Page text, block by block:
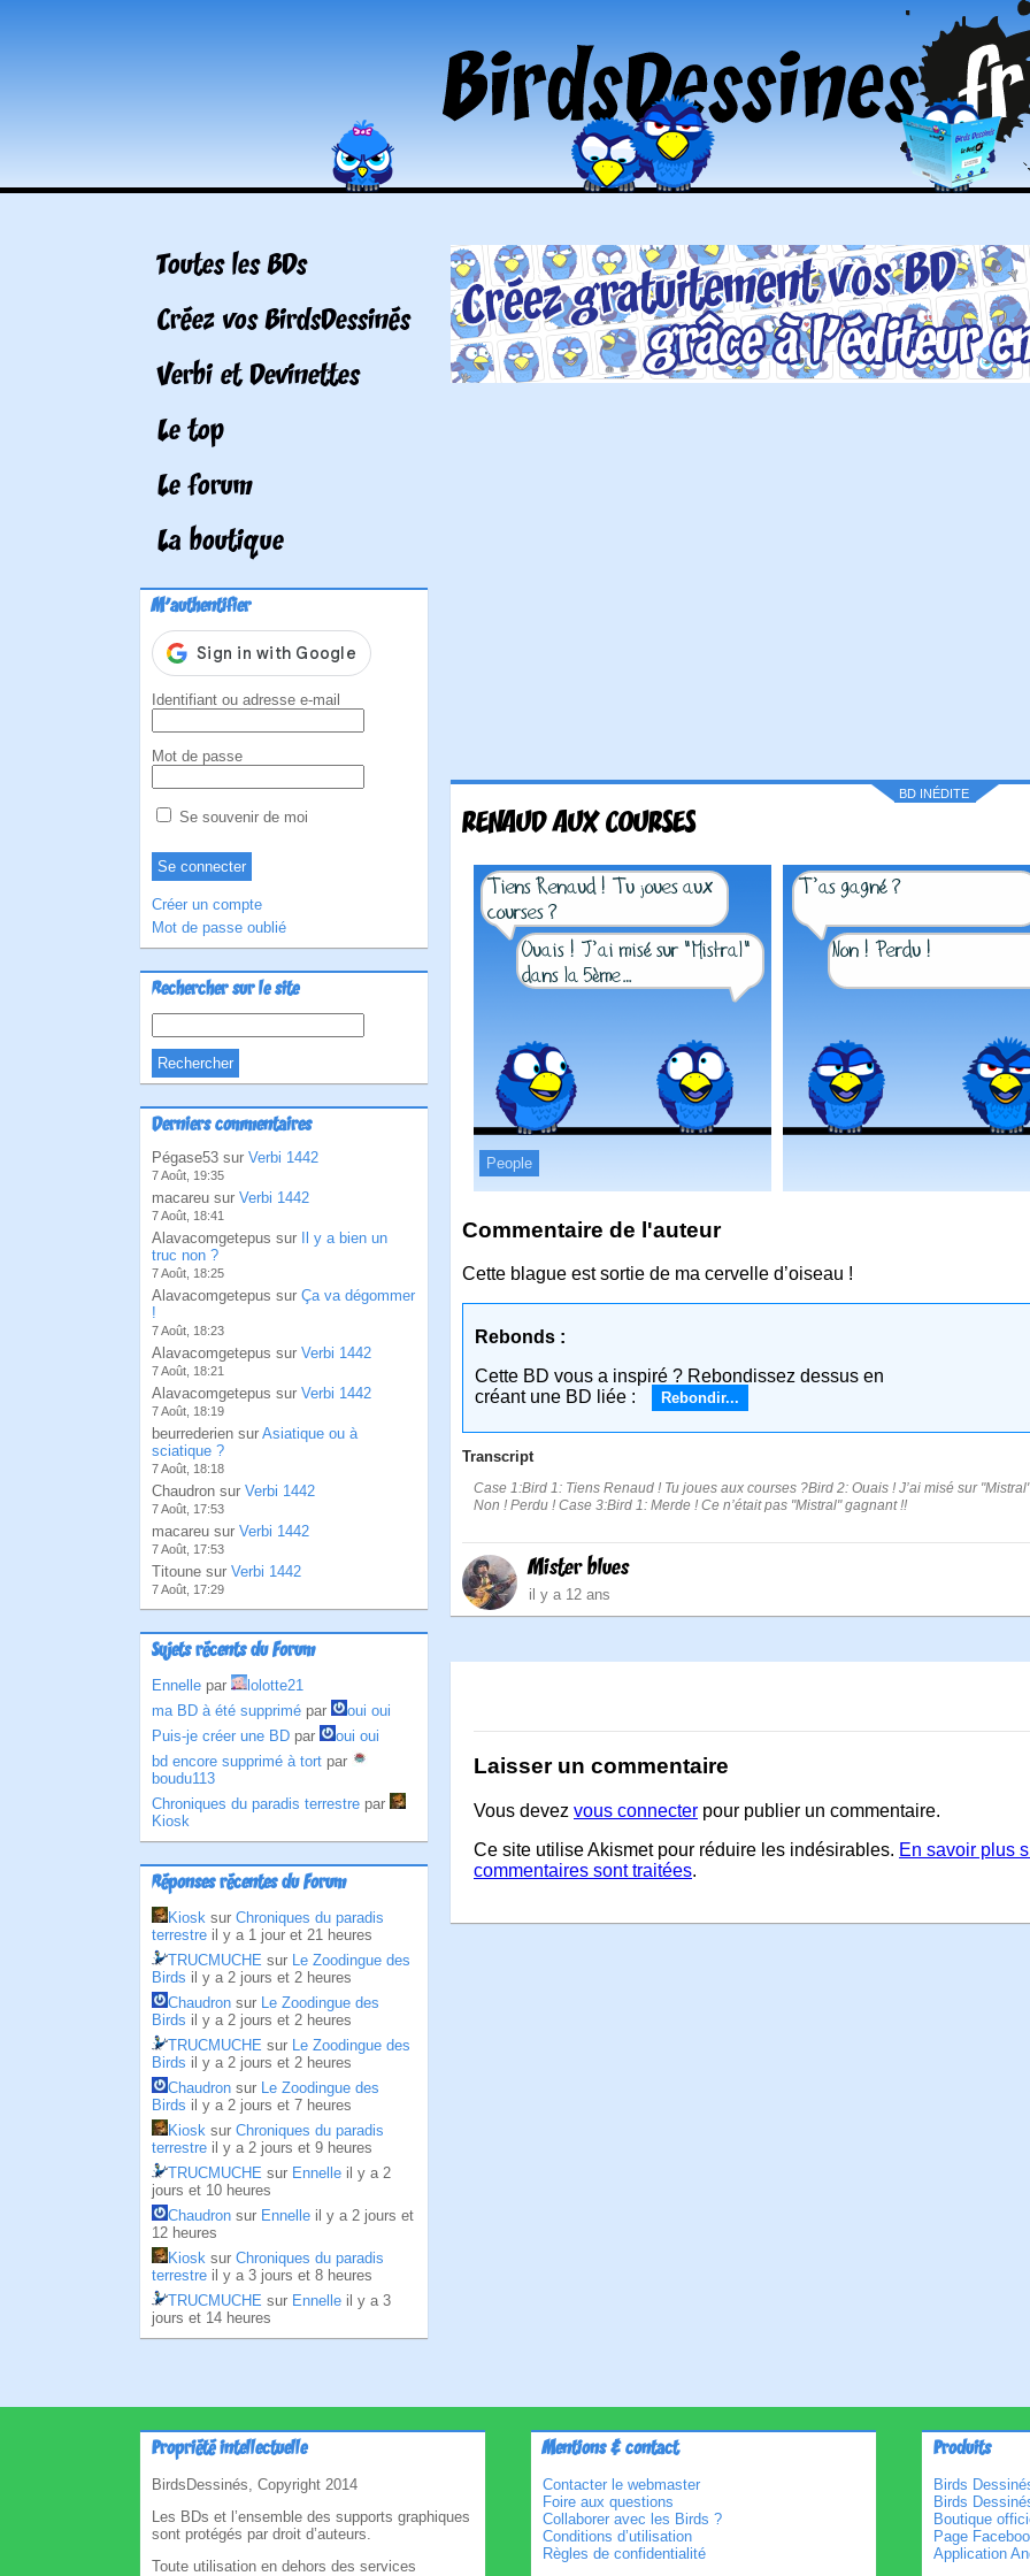
Toutes les BDs
Créez vos BirdsDessinés
Verbi et Devinettes
Le top
Le forum
La boutique
M'authentifier
Identifiant ou adresse e-mail
Mot de passe
Se souvenir de moi
Créer un compte
Mot de passe oublié
Rechercher sur le site
Derniers commentaires
Pégase53 sur Verbi 1442
7 Août, 19:35
macareu sur Verbi 1442
7 Août, 18:41
Alavacomgetepus sur
Il y a bien un
truc non ?
7 Août, 18:25
Alavacomgetepus sur Ça va dégommer
!
7 Août, 18:23
Alavacomgetepus sur Verbi 1442
7 Août, 18:21
Alavacomgetepus sur Verbi 1442
7 Août, 18:19
beurrederien sur Asiatique ou à
sciatique ?
7 Août, 18:18
Chaudron sur Verbi 1442
7 Août, 17:53
macareu sur Verbi 1442
7 Août, 17:53
Titoune sur Verbi 1442
7 Août, 17:29
Sujets récents du Forum
Ennelle par
lolotte21
ma BD à été supprimé par
oui oui
Puis-je créer une BD par
oui oui
bd encore supprimé à tort par
boudu113
Chroniques du paradis terrestre par
Kiosk
Réponses récentes du Forum
Kiosk sur Chroniques du paradis
terrestre il y a 1 jour et 21 heures
TRUCMUCHE sur Le Zoodingue des
Birds il y a 2 jours et 2 heures
Chaudron sur Le Zoodingue des
Birds il y a 2 jours et 2 heures
TRUCMUCHE sur Le Zoodingue des
Birds il y a 2 jours et 2 heures
Chaudron sur Le Zoodingue des
Birds il y a 2 jours et 7 heures
Kiosk sur Chroniques du paradis
terrestre il y a 2 jours et 9 heures
TRUCMUCHE sur Ennelle il y a 2
jours et 10 heures
Chaudron sur Ennelle il y a 2 jours et
12 heures
Kiosk sur Chroniques du paradis
terrestre il y a 3 jours et 8 heures
TRUCMUCHE sur Ennelle il y a 3
jours et 14 heures
BD INÉDITE
RENAUD AUX COURSES
People
Commentaire de l'auteur
Cette blague est sortie de ma cervelle d’oiseau !
Rebonds :
Cette BD vous a inspiré ? Rebondissez dessus en
créant une BD liée :
Rebondir...
Transcript
Case 1:Bird 1: Tiens Renaud ! Tu joues aux courses ?Bird 2: Ouais ! J’ai misé sur
Non ! Perdu ! Case 3:Bird 1: Merde ! Ce n’était pas "Mistral" gagnant !!
Mister blues
il y a 12 ans
Laisser un commentaire
Vous devez vous connecter pour publier un commentaire.
Ce site utilise Akismet pour réduire les indésirables. En savoir plus
commentaires sont traitées.
Propriété intellectuelle
BirdsDessinés, Copyright 2014
Les BDs et l’ensemble des supports graphiques
sont protégés par droit d’auteurs.
Toute utilisation en dehors des services
Mentions & contact
Contacter le webmaster
Foire aux questions
Collaborer avec les Birds ?
Conditions d’utilisation
Règles de confidentialité
Produits
Birds
Birds
Boutique
Page
Application